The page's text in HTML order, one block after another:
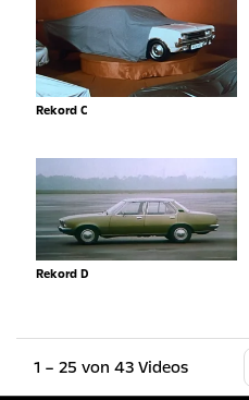
Rekord C
Rekord D
1 – 25 von 43 Videos